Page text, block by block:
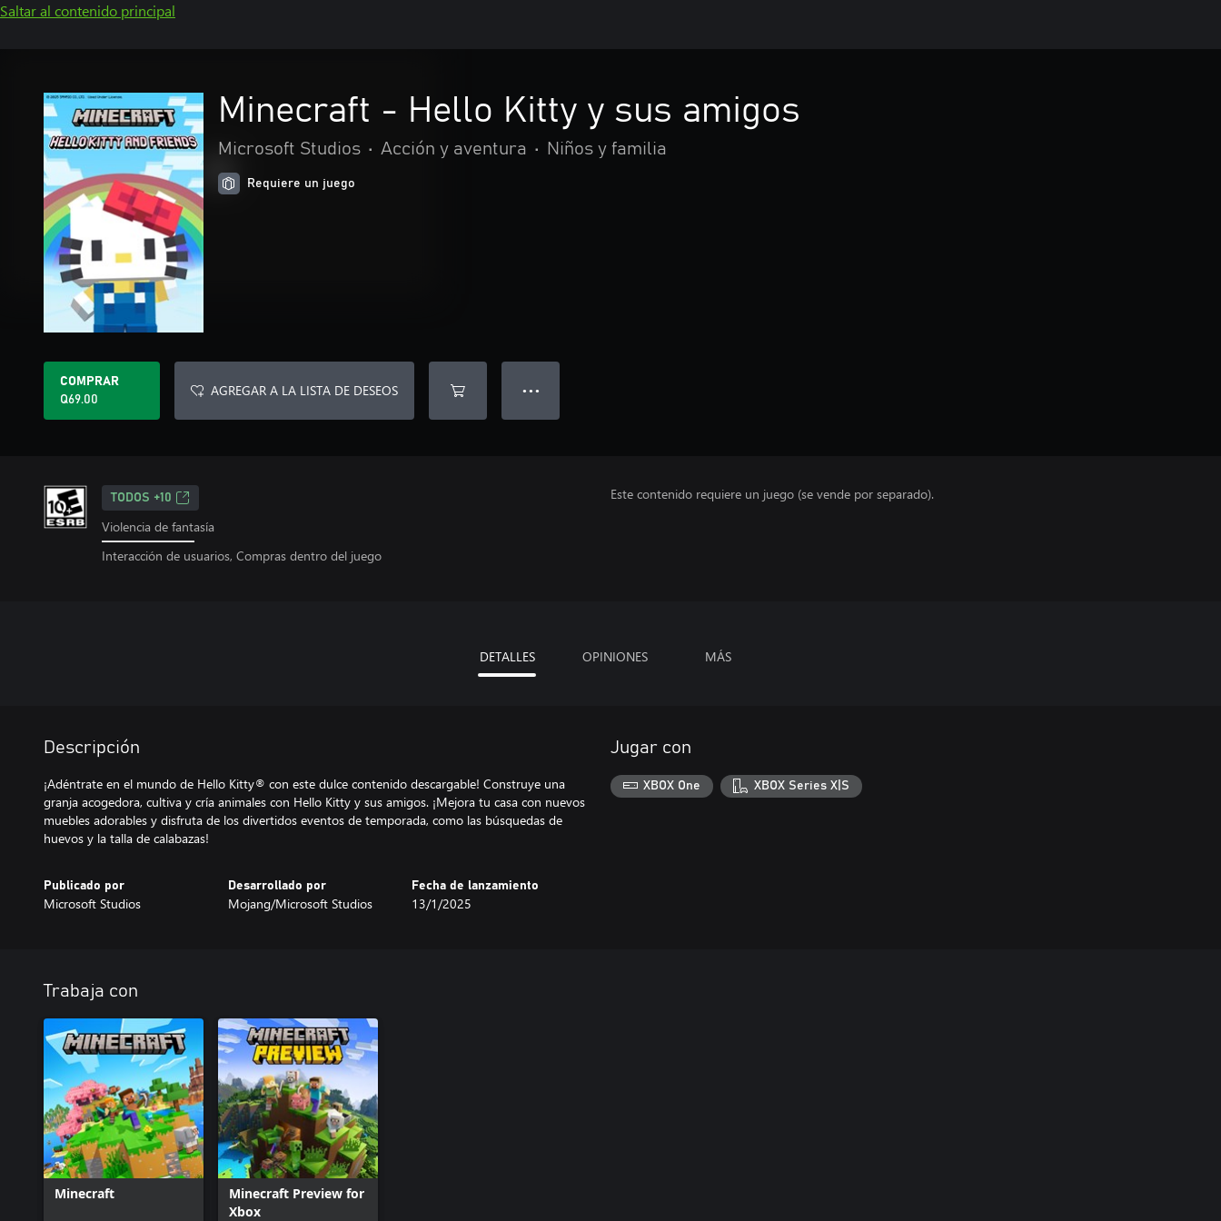
Saltar al contenido principal
Minecraft - Hello Kitty y sus amigos
Microsoft Studios • Acción y aventura • Niños y familia
Requiere un juego
COMPRAR
Q69.00
AGREGAR A LA LISTA DE DESEOS ● ● ●
TODOS +10
Violencia de fantasía
Interacción de usuarios, Compras dentro del juego
Este contenido requiere un juego (se vende por separado).
DETALLES OPINIONES MÁS
Descripción
¡Adéntrate en el mundo de Hello Kitty® con este dulce contenido descargable! Construye una
granja acogedora, cultiva y cría animales con Hello Kitty y sus amigos. ¡Mejora tu casa con nuevos
muebles adorables y disfruta de los divertidos eventos de temporada, como las búsquedas de
huevos y la talla de calabazas!
Publicado por
Microsoft Studios
Desarrollado por
Mojang/Microsoft Studios
Fecha de lanzamiento
13/1/2025
Jugar con
XBOX One XBOX Series X|S
Trabaja con
Minecraft
Minecraft Preview for
Xbox